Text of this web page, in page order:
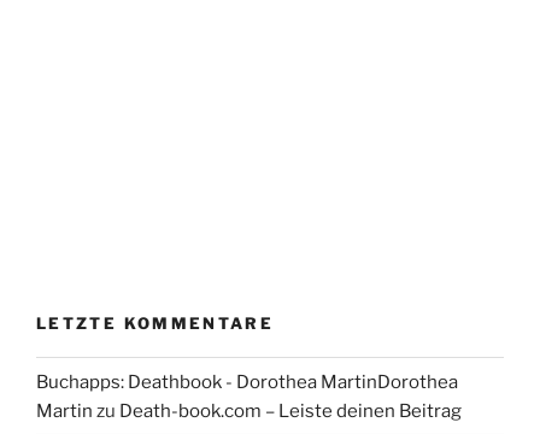
LETZTE KOMMENTARE
Buchapps: Deathbook - Dorothea MartinDorothea
Martin zu Death-book.com – Leiste deinen Beitrag